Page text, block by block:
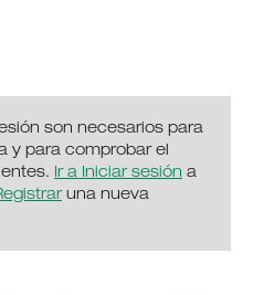
son necesarios para
y para comprobar el
Ir a Iniciar sesión a
una nueva